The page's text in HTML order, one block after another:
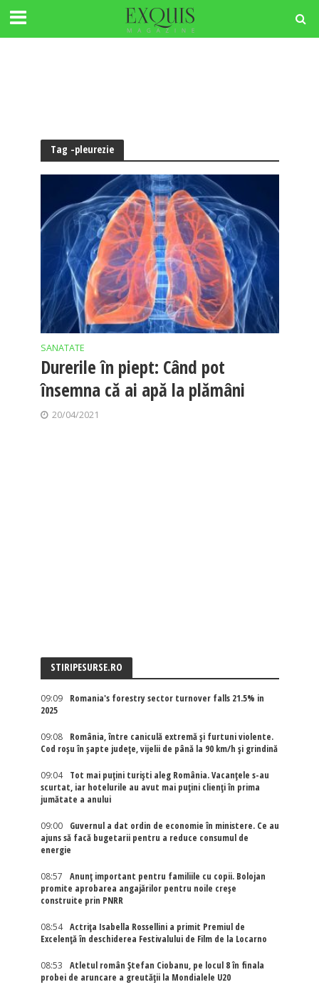
Tag -pleurezie
SANATATE
Durerile în piept: Când pot
însemna că ai apă la plămâni
20/04/2021
STIRIPESURSE.RO
09:09
Romania's forestry sector turnover falls 21.5% in
2025
09:08
România, între caniculă extremă și furtuni violente.
Cod roșu în șapte județe, vijelii de până la 90 km/h și grindină
09:04
Tot mai puțini turiști aleg România. Vacanțele s-au
scurtat, iar hotelurile au avut mai puțini clienți în prima
jumătate a anului
09:00
Guvernul a dat ordin de economie în ministere. Ce au
ajuns să facă bugetarii pentru a reduce consumul de
energie
08:57
Anunț important pentru familiile cu copii. Bolojan
promite aprobarea angajărilor pentru noile creșe
construite prin PNRR
08:54
Actriţa Isabella Rossellini a primit Premiul de
Excelenţă în deschiderea Festivalului de Film de la Locarno
08:53
Atletul român Ștefan Ciobanu, pe locul 8 în finala
probei de aruncare a greutății la Mondialele U20